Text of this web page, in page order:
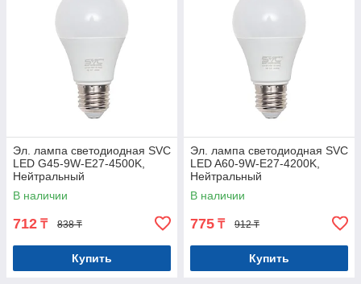
Эл. лампа светодиодная SVC
LED G45-9W-E27-4500K,
Нейтральный
В наличии
712 ₸ 838 ₸
Купить
Эл. лампа светодиодная SVC
LED A60-9W-E27-4200K,
Нейтральный
В наличии
775 ₸ 912 ₸
Купить